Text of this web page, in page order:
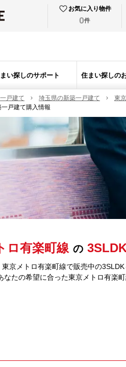
お気に入り物件
0件
い探しのサポート 住まい探しの
戸建て 埼玉県の新築一戸建て
東
戸建て購入情報
ロ有楽町線 の
東京メトロ有楽町線で販売中の
なたの希望に合った東京メトロ有楽